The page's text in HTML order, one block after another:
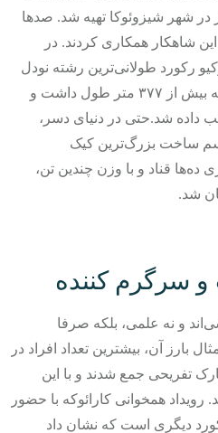
۲.۵ کیلومتر در شهر شیزوئوکا تهیه شد. صدها
شاهکار همکاری کردند.در
رکورد طولانی‌ترین رشته نودل
دست‌ساز را ثبت کرد؛ این رشته بیش از ۳۷۷ متر طول داشت و
داده شد.حتی در دنیای دسر،
ساخت بزرگ‌ترین کیک
قناد و با وزن چندین تن،
شد.
سرگرم‌ کننده
و نه علمی، بلکه صرفا
آن، بیشترین تعداد افراد در
تفریحی جمع شدند و با این
رویداد همخوانی کارائوکه با حضور
دیگری است که نشان داد